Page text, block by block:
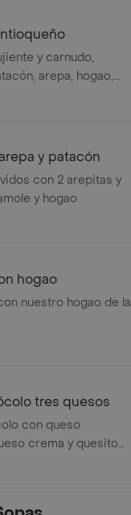
y carnudo,
arepa, hogao,
imagen de
y patacón
con 2 arepitas y
y hogao
hogao
nuestro hogao de la
tres quesos
con queso
crema y quesito